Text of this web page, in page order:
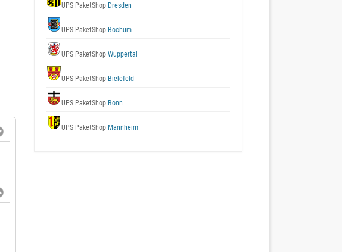
UPS PaketShop Dresden
UPS PaketShop Bochum
UPS PaketShop Wuppertal
UPS PaketShop Bielefeld
UPS PaketShop Bonn
UPS PaketShop Mannheim